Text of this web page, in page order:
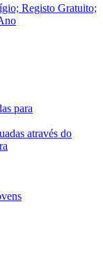
Registo Gratuito;
para
através do